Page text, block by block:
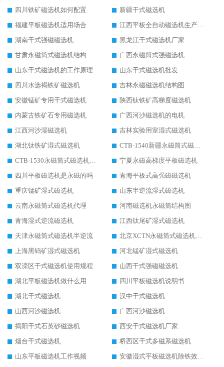
四川铁矿磁选机如何配置
新疆干式磁选机
福建平板磁选机适用场合
江西平板全自动磁选机生产厂家
湖南干式强磁磁选机
黑龙江干式磁选机厂家
甘肃永磁筒式磁选机结构
广西永磁筒式强磁选机
山东干式磁选机的工作原理
山东干式磁选机批发
四川水选褐铁矿磁选机
吉林永磁磁选机结构图
安徽锰矿专用干式磁选机
陕西钛铁矿高梯度磁选机
内蒙古铁矿石专用磁选机
广西河沙磁选机的电机
江西河沙湿磁选机
吉林实验用室湿式磁选机
湖北钛铁矿湿式磁选机
CTB-1540新疆永磁筒式磁选机
CTB-1530永磁筒式磁选机代理商
宁夏永磁高梯度平板磁选机
四川平板磁选机是永磁的吗
青海平板式高强磁磁选机
重庆锰矿湿式磁选机
山东半逆流湿式磁选机
云南永磁筒式磁选机代理
河南磁选机永磁筒结构图
青海湿式逆流磁选机
江西钛尾矿湿式磁选机
天津永磁筒式磁选机半逆流
北京XCTN永磁筒式磁选机磁块位置
上海黑钨矿湿式磁选机
河北锰矿湿式磁选机
双滦区干式磁选机使用规程
山西干式强磁磁选机
湖北平板磁选机做什么用
四川平板磁选机说明书
湖北干式磁选机
汉中干式磁选机
山西河沙磁选机
广西河沙磁选机
揭阳干式石英砂磁选机
西安干式磁选机厂家
烟台干式磁选机
桥西区干式多磁系磁选机
山东平板磁选机工作视频
安徽湿式平板磁选机除铁效果怎么样